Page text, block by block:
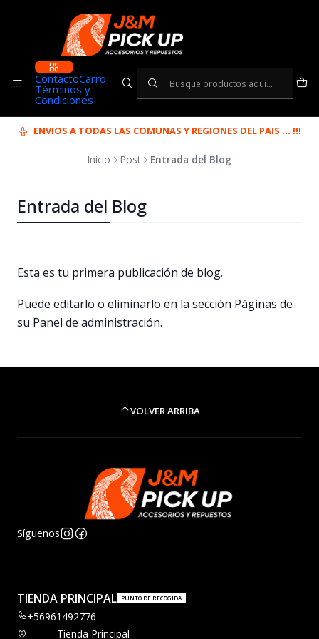
ContactoCarro
Términos y
Condiciones
ENVIOS A TODAS LAS COMUNAS Y REGIONES DEL PAIS ... !!!
Inicio Post Entrada del Blog
Entrada del Blog
Esta es tu primera publicación de blog.
Puede editarlo o eliminarlo en la sección Páginas de
su Panel de administración.
VOLVER ARRIBA
Síguenos
TIENDA PRINCIPAL PUNTO DE RECOGIDA
+56961492776
Tienda Principal